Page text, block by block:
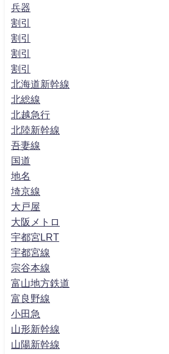
兵器
割引
割引
割引
割引
北海道新幹線
北総線
北越急行
北陸新幹線
吾妻線
国道
地名
埼京線
大戸屋
大阪メトロ
宇都宮LRT
宇都宮線
宗谷本線
富山地方鉄道
富良野線
小田急
山形新幹線
山陽新幹線